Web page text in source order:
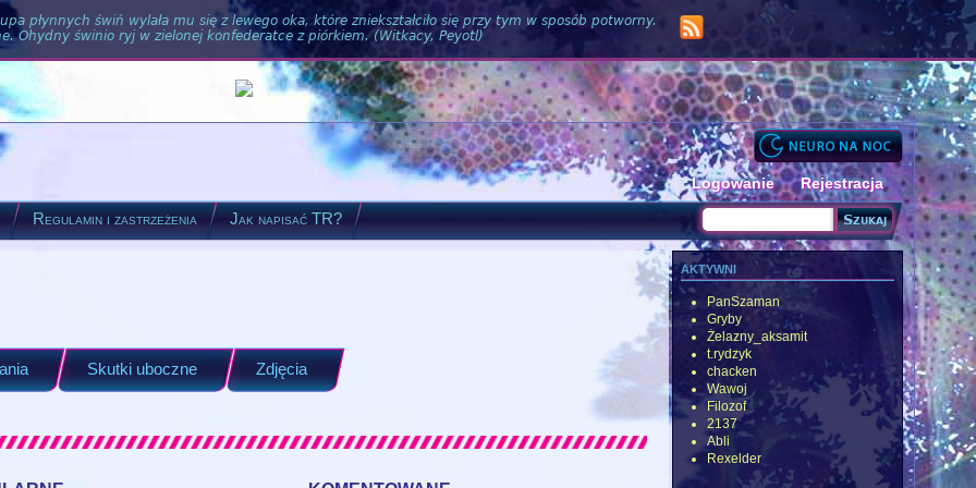
płynnych świń wylała mu się z lewego oka, które zniekształciło się przy tym w sposób potworny.
Ohydny świnio ryj w zielonej konfederatce z piórkiem. (Witkacy, Peyotl)
Logowanie Rejestracja
Regulamin i zastrzeżenia Jak napisać TR?
Formularz wyszukiwania
Skutki uboczne Zdjęcia
aktywni
PanSzaman
Gryby
Żelazny_aksamit
t.rydzyk
chacken
Wawoj
Filozof
2137
Abli
Rexelder